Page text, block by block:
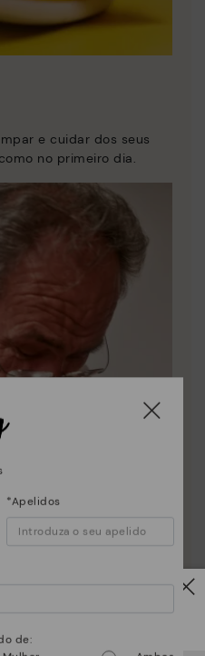
e cuidar dos seus
no primeiro dia.
*Apelidos
de: